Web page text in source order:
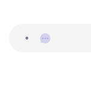
۰